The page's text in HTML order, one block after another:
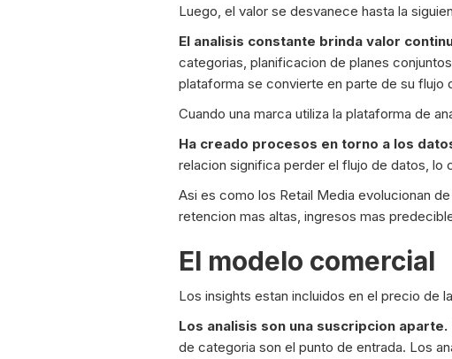
Luego, el valor se desvanece hasta la
El analisis constante brinda valor
categorias, planificacion de planes
plataforma se convierte en parte de su flujo
Cuando una marca utiliza la plataforma de
Ha creado procesos en torno a los
relacion significa perder el flujo de datos, lo
Asi es como los Retail Media evolucionan
retencion mas altas, ingresos mas
El modelo comercial
Los insights estan incluidos en el precio de
Los analisis son una suscripcion aparte.
de categoria son el punto de entrada. Los